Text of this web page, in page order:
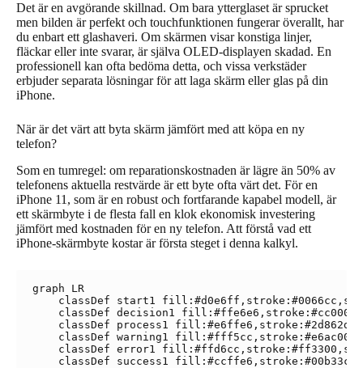
Det är en avgörande skillnad. Om bara ytterglaset är sprucket
men bilden är perfekt och touchfunktionen fungerar överallt, har
du enbart ett glashaveri. Om skärmen visar konstiga linjer,
fläckar eller inte svarar, är själva OLED-displayen skadad. En
professionell kan ofta bedöma detta, och vissa verkstäder
erbjuder separata lösningar för att laga skärm eller glas på din
iPhone.
När är det värt att byta skärm jämfört med att köpa en ny
telefon?
Som en tumregel: om reparationskostnaden är lägre än 50% av
telefonens aktuella restvärde är ett byte ofta värt det. För en
iPhone 11, som är en robust och fortfarande kapabel modell, är
ett skärmbyte i de flesta fall en klok ekonomisk investering
jämfört med kostnaden för en ny telefon. Att förstå vad ett
iPhone-skärmbyte kostar är första steget i denna kalkyl.
graph LR
classDef start1
classDef decision1
classDef process1
classDef warning1
classDef error1
classDef success1